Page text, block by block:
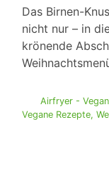
Das Birnen-
nicht nur – in
krönende
Airfryer -
Vegane Rezepte,